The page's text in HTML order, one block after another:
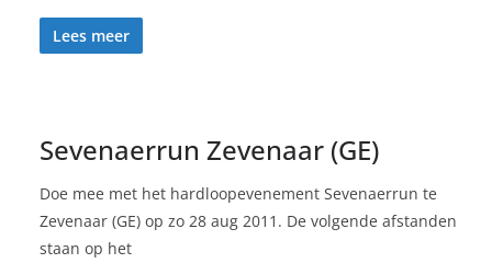
Lees meer
Sevenaerrun Zevenaar (GE)
Doe mee met het hardloopevenement Sevenaerrun te
Zevenaar (GE) op zo 28 aug 2011. De volgende afstanden
staan op het